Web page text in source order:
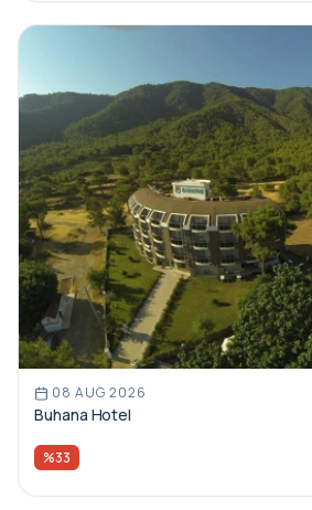
08 AUG 2026
Buhana Hotel
%33